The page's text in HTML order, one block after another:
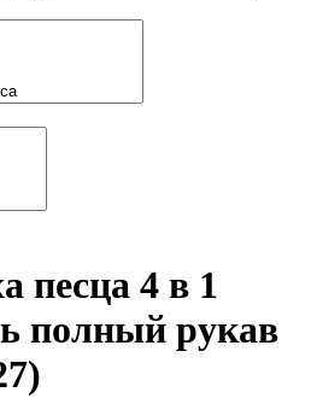
песца 4 в 1
полный рукав
)